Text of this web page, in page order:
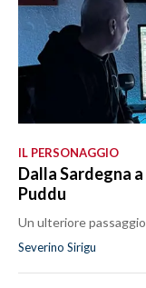
IL PERSONAGGIO
Dalla Sardegna
Puddu
Un ulteriore
Severino Sirigu